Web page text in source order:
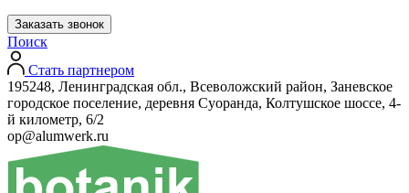
Заказать звонок
Поиск
Стать партнером
195248, Ленинградская обл., Всеволожский район, Заневское
городское поселение, деревня Суоранда, Колтушское шоссе, 4-
й километр, 6/2
op@alumwerk.ru